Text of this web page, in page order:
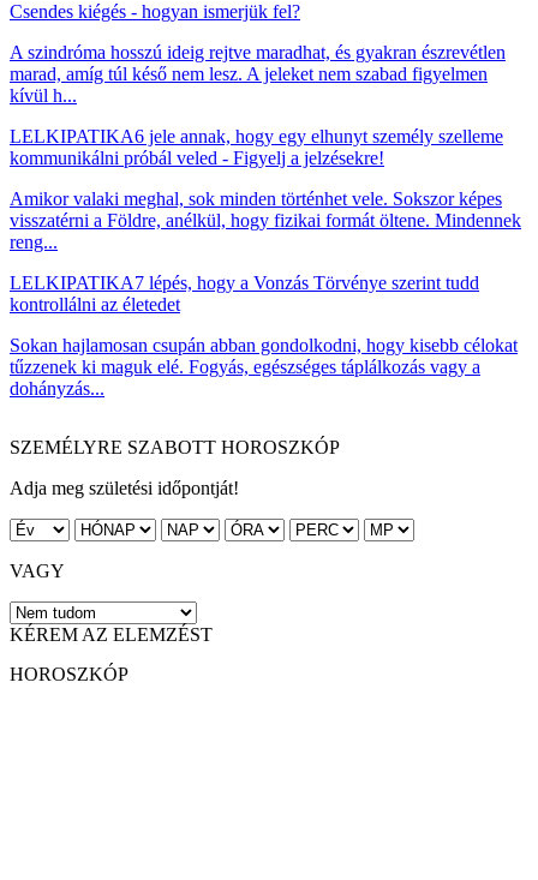
Csendes kiégés - hogyan ismerjük fel?
A szindróma hosszú ideig rejtve maradhat, és gyakran észrevétlen
marad, amíg túl késő nem lesz. A jeleket nem szabad figyelmen
kívül h...
LELKIPATIKA6 jele annak, hogy egy elhunyt személy szelleme
kommunikálni próbál veled - Figyelj a jelzésekre!
Amikor valaki meghal, sok minden történhet vele. Sokszor képes
visszatérni a Földre, anélkül, hogy fizikai formát öltene. Mindennek
reng...
LELKIPATIKA7 lépés, hogy a Vonzás Törvénye szerint tudd
kontrollálni az életedet
Sokan hajlamosan csupán abban gondolkodni, hogy kisebb célokat
tűzzenek ki maguk elé. Fogyás, egészséges táplálkozás vagy a
dohányzás...
SZEMÉLYRE SZABOTT HOROSZKÓP
Adja meg születési időpontját!
VAGY
KÉREM AZ ELEMZÉST
HOROSZKÓP